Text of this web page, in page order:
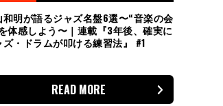
和明が語るジャズ名盤6選〜“音楽の会
体感しよう〜｜連載『3年後、確実に
ズ・ドラムが叩ける練習法』 #1
READ MORE